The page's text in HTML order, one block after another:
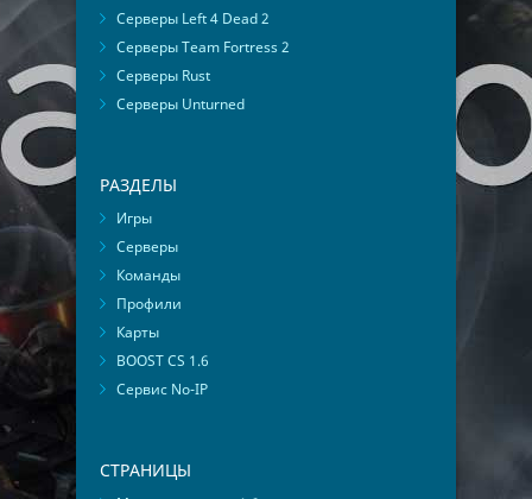
Серверы Left 4 Dead 2
Серверы Team Fortress 2
Серверы Rust
Серверы Unturned
РАЗДЕЛЫ
Игры
Серверы
Команды
Профили
Карты
BOOST CS 1.6
Сервис No-IP
СТРАНИЦЫ